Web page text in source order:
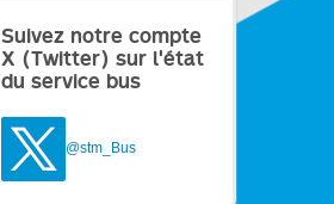
Suivez notre compte
X (Twitter) sur l'état
du service bus
@stm_Bus